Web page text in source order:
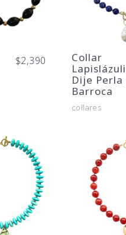
$2,390
Collar
Lapislázuli
Dije Perla
Barroca
collares